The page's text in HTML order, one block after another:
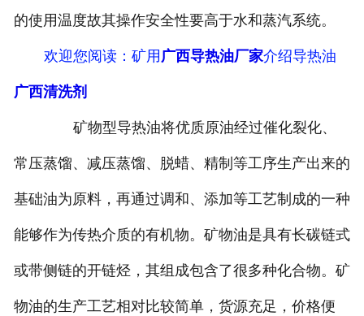
的使用温度故其操作安全性要高于水和蒸汽系统。
欢迎您阅读 ：矿用 广西导热油厂家介绍导热油
广西清洗剂
矿物型导热油将优质原油经过催化裂化、
常压蒸馏、减压蒸馏、脱蜡、精制等工序生产出来的
基础油为原料，再通过调和、添加等工艺制成的一种
能够作为传热介质的有机物。矿物油是具有长碳链式
或带侧链的开链烃，其组成包含了很多种化合物。矿
物油的生产工艺相对比较简单，货源充足，价格便